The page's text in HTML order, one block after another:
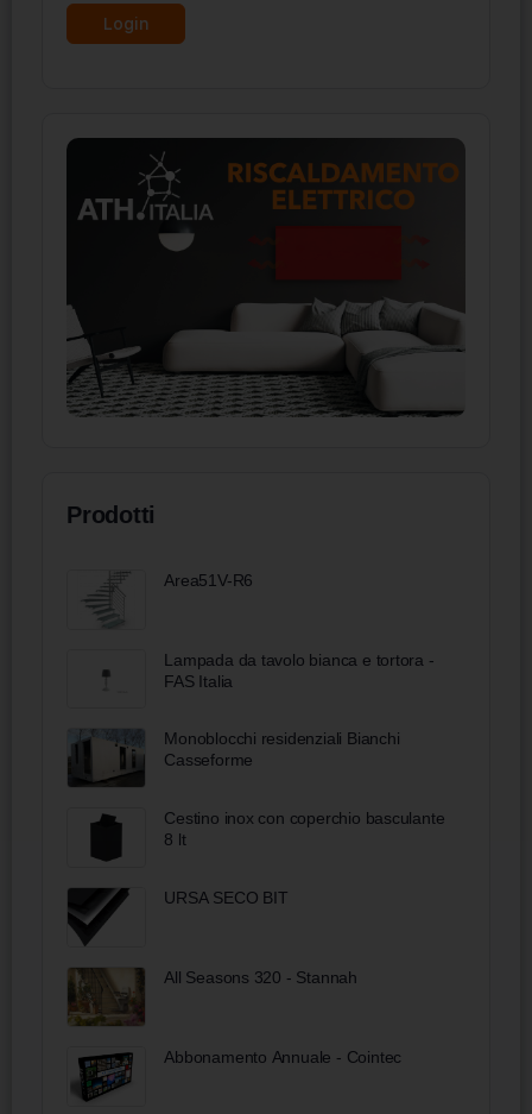
Prodotti
Area51V-R6
Lampada da tavolo bianca e tortora -
FAS Italia
Monoblocchi residenziali Bianchi
Casseforme
Cestino inox con coperchio basculante
8 lt
URSA SECO BIT
All Seasons 320 - Stannah
Abbonamento Annuale - Cointec